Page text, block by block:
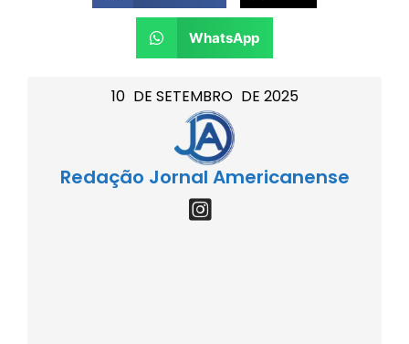
10 DE SETEMBRO DE 2025
Redação Jornal Americanense
WhatsApp